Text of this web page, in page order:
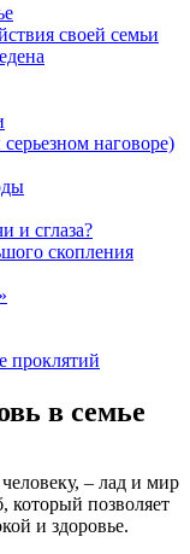
своей семьи
наговоре)
и сглаза?
скопления
проклятий
в семье
– лад и мир
который позволяет
и здоровье.